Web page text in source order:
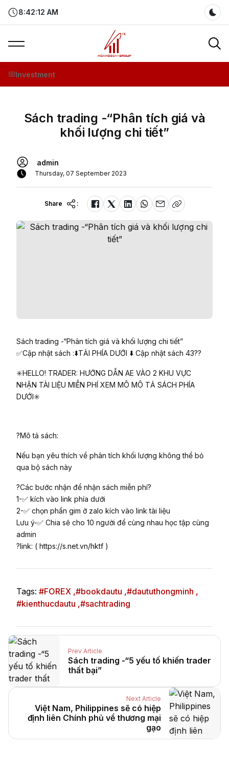
8:42:12 AM
Investment
Sách trading -“Phân tích giá và
khối lượng chi tiết”
admin
Thursday, 07 September 2023
Share :
Sách trading -“Phân tích giá và khối lượng chi tiết”
✅Cập nhật sách :⬇️TẢI PHÍA DƯỚI ⬇️ Cập nhật sách 43??
✳️HELLO! TRADER: HƯỚNG DẪN AE VÀO 2 KHU VỰC
NHẬN TÀI LIỆU MIỄN PHÍ XEM MÔ MÔ TẢ SÁCH PHÍA
DƯỚI✳️
?Mô tả sách:
Nếu bạn yêu thích về phân tích khối lượng không thể bỏ
qua bộ sách này
?Các bước nhận để nhận sách miễn phí?
1-✅ kích vào link phía dưới
2-✅ chọn phần gim ở zalo kích vào link tài liệu
Lưu ý-✅ Chia sẽ cho 10 người để cùng nhau học tập cùng
admin
?link: ( https://s.net.vn/hktf )
Tags: #FOREX ,#bookdautu ,#daututhongminh ,
#kienthucdautu ,#sachtrading
Prev Article
Sách trading -“5 yếu tố khiến trader
thất bại”
Next Article
Việt Nam, Philippines sẽ có hiệp
định liên Chính phủ về thương mại
gạo